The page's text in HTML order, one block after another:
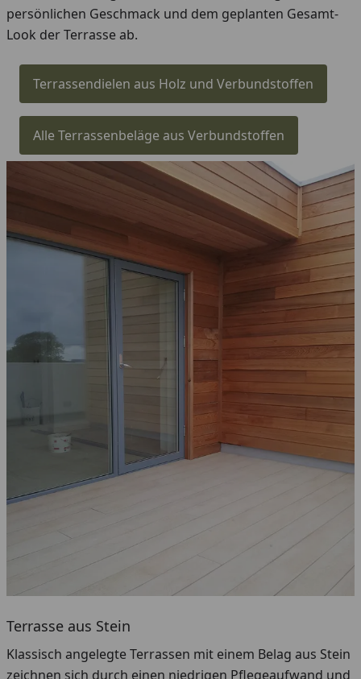
persönlichen Geschmack und dem geplanten Gesamt-
Look der Terrasse ab.
Terrassendielen aus Holz und Verbundstoffen
Alle Terrassenbeläge aus Verbundstoffen
Terrasse aus Stein
Klassisch angelegte Terrassen mit einem Belag aus Stein
zeichnen sich durch einen niedrigen Pflegeaufwand und